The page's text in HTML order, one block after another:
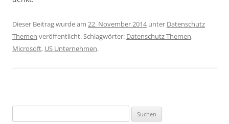
Dieser Beitrag wurde am 22. November 2014unter Datenschutz
Themen veröffentlicht. Schlagwörter: Datenschutz Themen,
Microsoft, US Unternehmen.